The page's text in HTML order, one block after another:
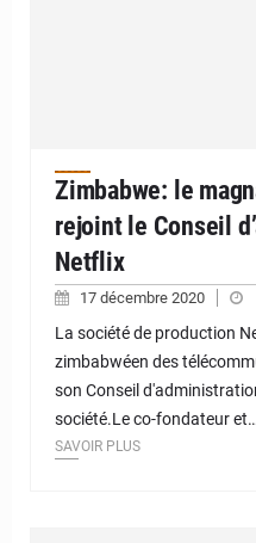
Zimbabwe: le
rejoint le Conseil
Netflix
17 décembre 2020
La société de production
zimbabwéen des
son Conseil
société.Le co-fondateur et…
SAVOIR PLUS